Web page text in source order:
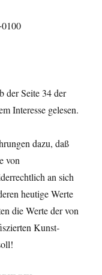
der Seite 34 der
Interesse gelesen.
dazu, daß
von
an sich
heutige Werte
die Werte der von
Kunst­